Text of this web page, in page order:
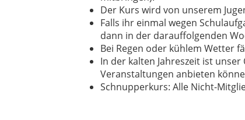
Der Kurs wird von unserem
Falls ihr einmal wegen
dann in der darauffolgenden
Bei Regen oder kühlem Wetter
In der kalten Jahreszeit ist
Veranstaltungen anbieten
Schnupperkurs: Alle Nicht-